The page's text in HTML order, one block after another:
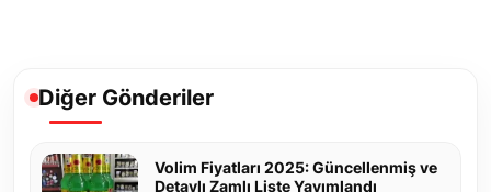
Diğer Gönderiler
Volim Fiyatları 2025: Güncellenmiş ve
Detaylı Zamlı Liste Yayımlandı